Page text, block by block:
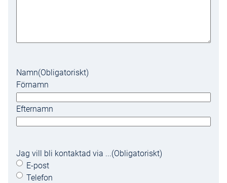
Namn(Obligatoriskt)
Förnamn
Efternamn
Jag vill bli kontaktad via ...(Obligatoriskt)
E-post
Telefon